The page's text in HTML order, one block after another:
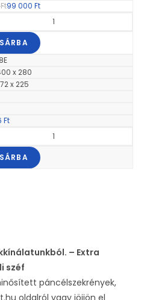
Ft99 000Ft
x 280
x 225
Ft
– Extra
széf
páncélszekrények,
oldalról vagy jöjjön el